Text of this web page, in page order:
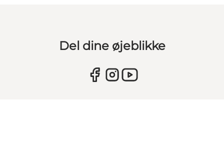
Del dine øjeblikke